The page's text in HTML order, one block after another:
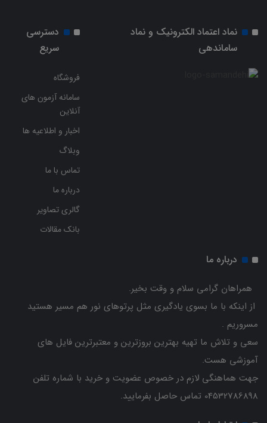
نماد اعتماد الکترونیک و نماد
ساماندهی
دسترسی
سریع
فروشگاه
سامانه آزمون های
آنلاین
اخبار و اطلاعیه ها
وبلاگ
تماس با ما
درباره ما
گالری تصاویر
بانک مقالات
درباره ما
همراهان گرامی سلام و وقت بخیر.
از اینکه با ما بسوی یادگیری مثل پرتوهای نور هم مسیر هستید
مسروریم .
سعی و تلاش ما تهیه بهترین بروزترین و معتبرترین فایل های
آموزشی هست.
جهت هماهنگی لازم در خصوص عضویت و خرید با شماره تلفن
04532786898 تماس حاصل بفرمایید.